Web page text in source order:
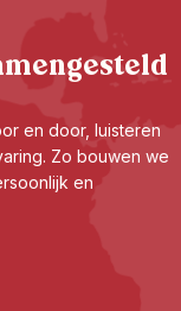
en door, luisteren
Zo bouwen we
en